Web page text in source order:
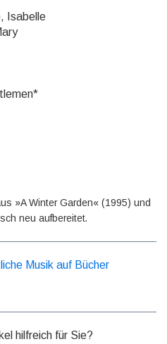
Isabelle
»A Winter Garden« (1995) und
neu aufbereitet.
Musik auf Bücher
hilfreich für Sie?